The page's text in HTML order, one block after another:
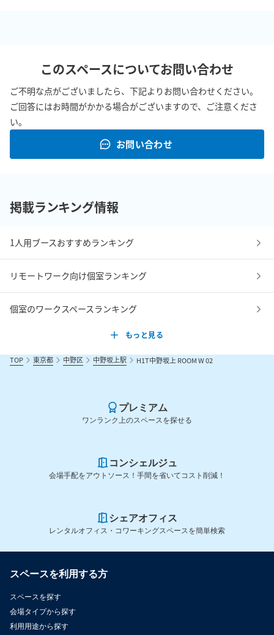
このスペースについてお問い合わせ
ご不明な点がございましたら、下記よりお問い合わせください。
ご回答にはお時間がかかる場合がございますので、ご注意くださ
い。
お問い合わせ
掲載ランキング情報
1人用ブースおすすめランキング
リモートワーク向け個室ランキング
個室のワークスペースランキング
もっと見る
TOP 東京都 中野区 中野坂上駅 H1T中野坂上 ROOM W 02
プレミアム
ワンランク上のスペースを探せる
コンシェルジュ
会場手配をアウトソース！手間を省いてコスト削減！
シェアオフィス
レンタルオフィス・コワーキングスペースを簡単検索
スペースを利用する方
スペースを探す
会場タイプから探す
利用用途から探す